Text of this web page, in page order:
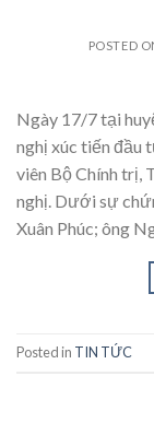
POSTED
Ngày 17/7 tại
nghị xúc tiến đầu
viên Bộ Chính trị,
nghị. Dưới sự
Xuân Phúc; ông
Posted in TIN TỨC